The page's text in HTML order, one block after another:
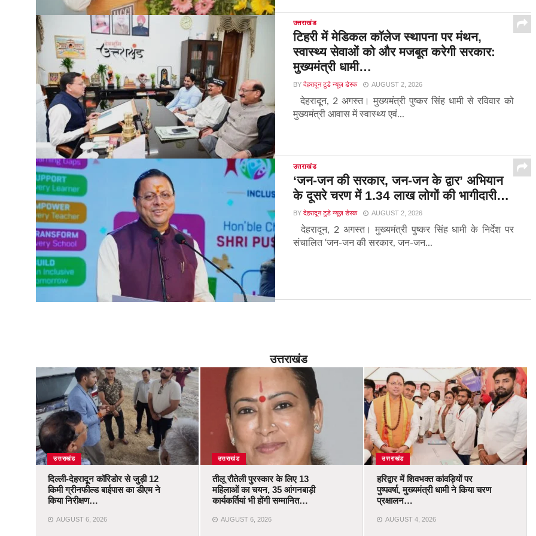
उत्तराखंड
टिहरी में मेडिकल कॉलेज स्थापना पर मंथन,
स्वास्थ्य सेवाओं को और मजबूत करेगी सरकार:
मुख्यमंत्री धामी…
BY देहरादून टुडे न्यूज़ डेस्क AUGUST 2, 2026
देहरादून, 2 अगस्त। मुख्यमंत्री पुष्कर सिंह धामी से रविवार को
मुख्यमंत्री आवास में स्वास्थ्य एवं...
उत्तराखंड
‘जन-जन की सरकार, जन-जन के द्वार’ अभियान
के दूसरे चरण में 1.34 लाख लोगों की भागीदारी…
BY देहरादून टुडे न्यूज़ डेस्क AUGUST 2, 2026
देहरादून, 2 अगस्त। मुख्यमंत्री पुष्कर सिंह धामी के निर्देश पर
संचालित ‘जन-जन की सरकार, जन-जन...
उत्तराखंड
उत्तराखंड
दिल्ली-देहरादून कॉरिडोर से जुड़ी 12
किमी ग्रीनफील्ड बाईपास का डीएम ने
किया निरीक्षण…
AUGUST 6, 2026
उत्तराखंड
तीलू रौतेली पुरस्कार के लिए 13
महिलाओं का चयन, 35 आंगनबाड़ी
कार्यकर्तियां भी होंगी सम्मानित…
AUGUST 6, 2026
उत्तराखंड
हरिद्वार में शिवभक्त कांवड़ियों पर
पुष्पवर्षा, मुख्यमंत्री धामी ने किया चरण
प्रक्षालन…
AUGUST 4, 2026